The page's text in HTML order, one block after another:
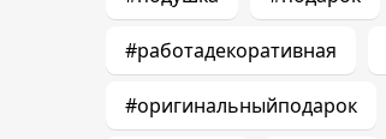
#работадекоративная
#оригинальныйподарок